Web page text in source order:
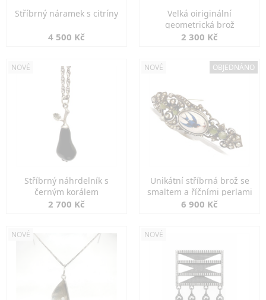
Stříbrný náramek s citríny
4 500 Kč
Velká oiriginální
geometrická brož
2 300 Kč
NOVÉ
Stříbrný náhrdelník s
černým korálem
2 700 Kč
NOVÉ OBJEDNÁNO
Unikátní stříbrná brož se
smaltem a říčními perlami
6 900 Kč
NOVÉ NOVÉ